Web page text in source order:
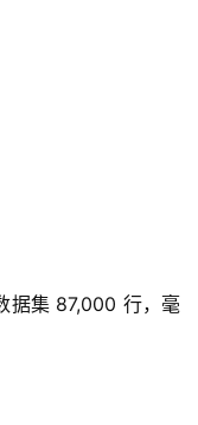
据集 87,000 行，毫